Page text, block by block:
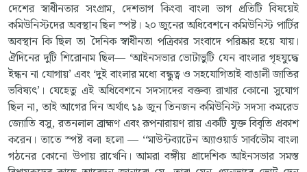
দেশের স্বাধীনতার সংগ্রাম, দেশভাগ কিংবা বাংলা ভাগ প্রতিটি বিষয়েই
কমিউনিস্টদের অবস্থান ছিল স্পষ্ট। ২০ জুনের অধিবেশনে কমিউনিস্ট পার্টির
অবস্থান কি ছিল তা দৈনিক স্বাধীনতা পত্রিকার সংবাদে পরিষ্কার হয়ে যায়।
ঐদিনের দুটি শিরোনাম ছিল— ‘আইনসভার ভোটাভুটি যেন বাংলার গৃহযুদ্ধে
ইন্ধন না যোগায়’ এবং ‘দুই বাংলার মধ্যে বন্ধুত্ব ও সহযোগিতাই বাঙালী জাতির
ভবিষ্যৎ’। যেহেতু এই অধিবেশনে সদস্যদের বক্তব্য রাখার কোনো সুযোগ
ছিল না, তাই আগের দিন অর্থাৎ ১৯ জুন তিনজন কমিউনিস্ট সদস্য কমরেড
জ্যোতি বসু, রতনলাল ব্রাহ্মণ এবং রূপনারায়ণ রায় একটি যুক্ত বিবৃতি প্রকাশ
করেন। তাতে স্পষ্ট বলা হলো — ‘‘মাউন্টব্যাটেন অ্যাওয়ার্ড সার্বভৌম বাংলা
গঠনের কোনো উপায় রাখেনি। আমরা বঙ্গীয় প্রাদেশিক আইনসভার সমস্ত